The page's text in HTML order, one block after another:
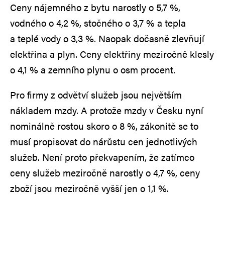
Ceny nájemného z bytu narostly o 5,7 %,
vodného o 4,2 %, stočného o 3,7 % a tepla
a teplé vody o 3,3 %. Naopak dočasně zlevňují
elektřina a plyn. Ceny elektřiny meziročně klesly
o 4,1 % a zemního plynu o osm procent.
Pro firmy z odvětví služeb jsou největším
nákladem mzdy. A protože mzdy v Česku nyní
nominálně rostou skoro o 8 %, zákonitě se to
musí propisovat do nárůstu cen jednotlivých
služeb. Není proto překvapením, že zatímco
ceny služeb meziročně narostly o 4,7 %, ceny
zboží jsou meziročně vyšší jen o 1,1 %.